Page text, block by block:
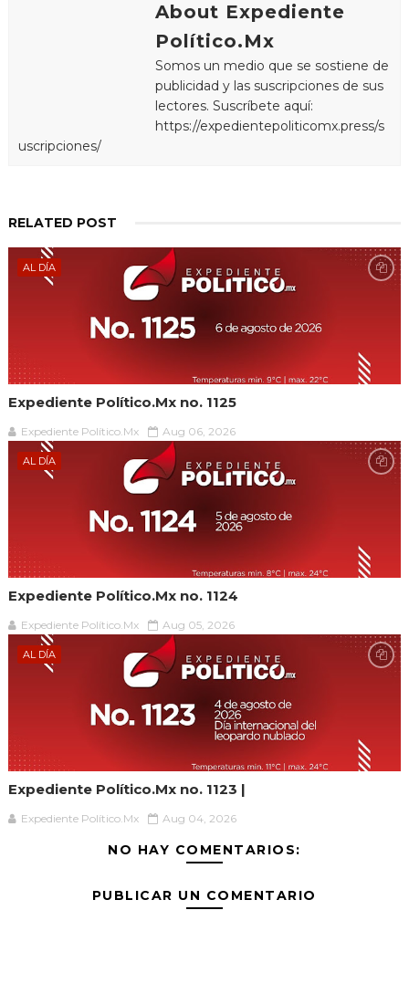
About Expediente
Político.Mx
Somos un medio que se sostiene de
publicidad y las suscripciones de sus
lectores. Suscríbete aquí:
https://expedientepoliticomx.press/s
uscripciones/
RELATED POST
AL DÍA
Expediente Político.Mx no. 1125
Expediente Político.Mx Aug 06, 2026
AL DÍA
Expediente Político.Mx no. 1124
Expediente Político.Mx Aug 05, 2026
AL DÍA
Expediente Político.Mx no. 1123 |
Expediente Político.Mx Aug 04, 2026
NO HAY COMENTARIOS:
PUBLICAR UN COMENTARIO